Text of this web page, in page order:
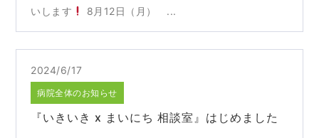
いします
8月12日（月） ...
2024/6/17
病院全体のお知らせ
『いきいき x まいにち 相談室』はじめました